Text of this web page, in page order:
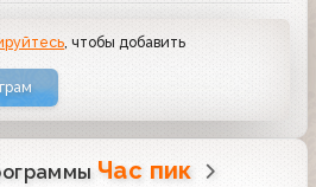
, чтобы добавить
Час пик